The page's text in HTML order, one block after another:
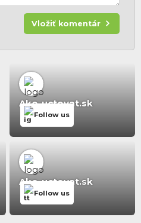
Vložiť komentár
Ako-uctovat.sk
Follow us
Ako-uctovat.sk
Follow us